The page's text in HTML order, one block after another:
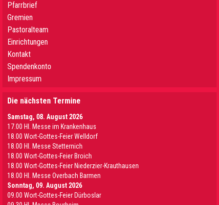
Pfarrbrief
Gremien
Pastoralteam
Einrichtungen
Kontakt
Spendenkonto
Impressum
Die nächsten Termine
Samstag, 08. August 2026
17.00 Hl. Messe im Krankenhaus
18.00 Wort-Gottes-Feier Welldorf
18.00 Hl. Messe Stetternich
18.00 Wort-Gottes-Feier Broich
18.00 Wort-Gottes-Feier Niederzier-Krauthausen
18.00 Hl. Messe Overbach Barmen
Sonntag, 09. August 2026
09.00 Wort-Gottes-Feier Dürboslar